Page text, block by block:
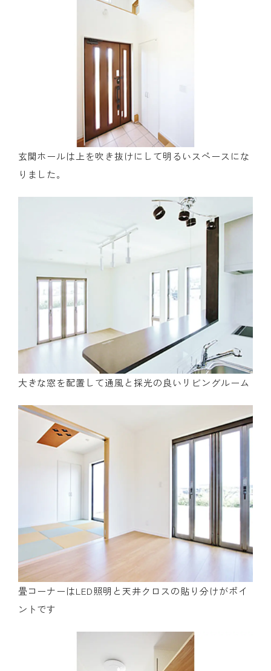
玄関ホールは上を吹き抜けにして明るいスペースにな
りました。
大きな窓を配置して通風と採光の良いリビングルーム
畳コーナーはLED照明と天井クロスの貼り分けがポイ
ントです